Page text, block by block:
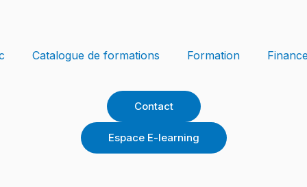
Catalogue de formations Formation
Contact
Espace E-learning